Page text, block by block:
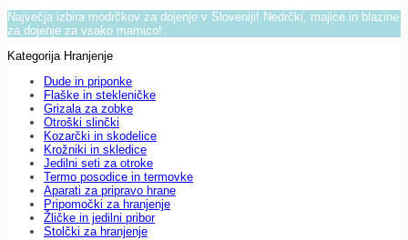
Največja izbira modrčkov za dojenje v Sloveniji! Nedrčki, majice in blazine
za dojenje za vsako mamico!
Kategorija Hranjenje
Dude in priponke
Flaške in stekleničke
Grizala za zobke
Otroški slinčki
Kozarčki in skodelice
Krožniki in skledice
Jedilni seti za otroke
Termo posodice in termovke
Aparati za pripravo hrane
Pripomočki za hranjenje
Žličke in jedilni pribor
Stolčki za hranjenje